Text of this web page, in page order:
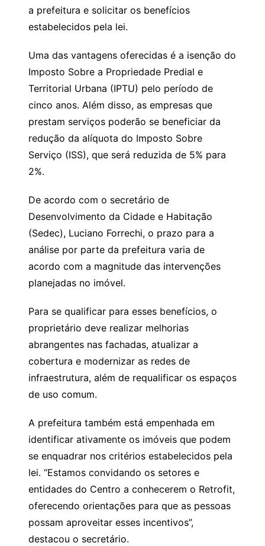
a prefeitura e solicitar os benefícios
estabelecidos pela lei.
Uma das vantagens oferecidas é a isenção do
Imposto Sobre a Propriedade Predial e
Territorial Urbana (IPTU) pelo período de
cinco anos. Além disso, as empresas que
prestam serviços poderão se beneficiar da
redução da alíquota do Imposto Sobre
Serviço (ISS), que será reduzida de 5% para
2%.
De acordo com o secretário de
Desenvolvimento da Cidade e Habitação
(Sedec), Luciano Forrechi, o prazo para a
análise por parte da prefeitura varia de
acordo com a magnitude das intervenções
planejadas no imóvel.
Para se qualificar para esses benefícios, o
proprietário deve realizar melhorias
abrangentes nas fachadas, atualizar a
cobertura e modernizar as redes de
infraestrutura, além de requalificar os espaços
de uso comum.
A prefeitura também está empenhada em
identificar ativamente os imóveis que podem
se enquadrar nos critérios estabelecidos pela
lei. “Estamos convidando os setores e
entidades do Centro a conhecerem o Retrofit,
oferecendo orientações para que as pessoas
possam aproveitar esses incentivos”,
destacou o secretário.